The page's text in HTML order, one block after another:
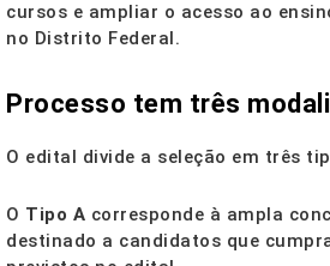
cursos e ampliar o acesso ao
no Distrito Federal.
Processo tem três
O edital divide a seleção em três
O Tipo A corresponde à ampla
destinado a candidatos que